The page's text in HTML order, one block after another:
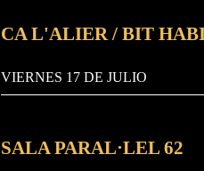
CA L'ALIER / BIT
VIERNES 17 DE JULIO
SALA PARAL·LEL 62